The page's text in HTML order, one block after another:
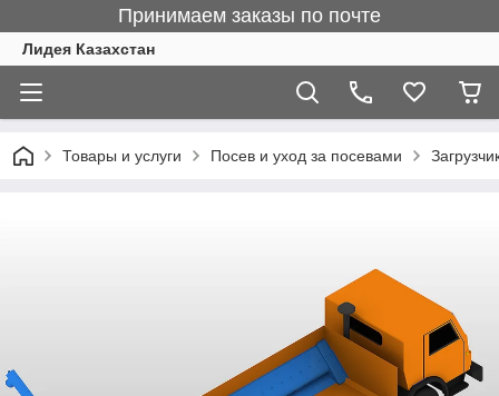
Принимаем заказы по почте
Лидея Казахстан
Товары и услуги Посев и уход за посевами